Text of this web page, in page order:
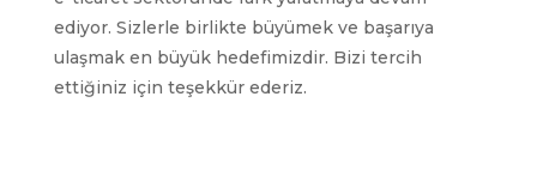
ediyor. Sizlerle birlikte büyümek ve başarıya
ulaşmak en büyük hedefimizdir. Bizi tercih
ettiğiniz için teşekkür ederiz.